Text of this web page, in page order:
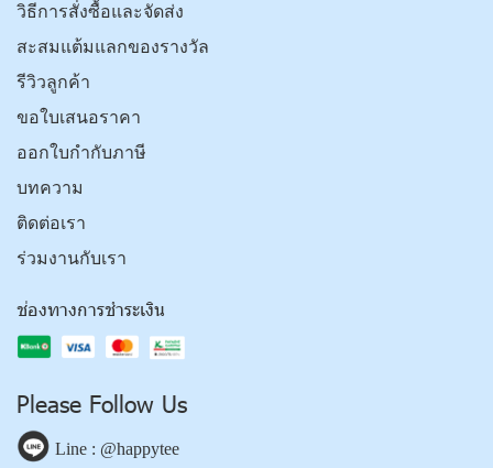
วิธีการสั่งซื้อและจัดส่ง
สะสมแต้มแลกของรางวัล
รีวิวลูกค้า
ขอใบเสนอราคา
ออกใบกำกับภาษี
บทความ
ติดต่อเรา
ร่วมงานกับเรา
ช่องทางการชำระเงิน
Please Follow Us
Line : @happytee